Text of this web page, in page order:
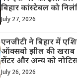
बिहार कांस्टेबल को
July 27, 2026
एनजीटी ने बिहार में
ऑक्सबो झील की खराब
सेंटर और अन्य को नोटिस
July 26, 2026